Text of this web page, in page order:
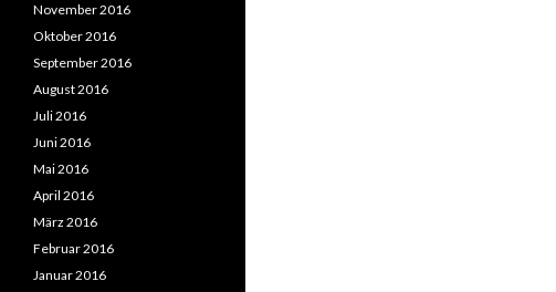
November 2016
Oktober 2016
September 2016
August 2016
Juli 2016
Juni 2016
Mai 2016
April 2016
März 2016
Februar 2016
Januar 2016